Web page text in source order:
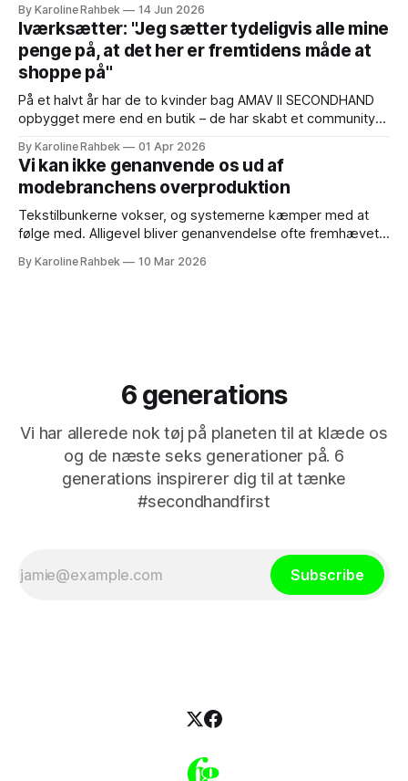
få tal, der har sat sig så fast i den globale debat om mode
som dette: Omkring 40 procent af det brugte
By Karoline Rahbek 14 Jun 2026
Iværksætter: "Jeg sætter tydeligvis alle mine
penge på, at det her er fremtidens måde at
shoppe på"
På et halvt år har de to kvinder bag AMAV II SECONDHAND
opbygget mere end en butik – de har skabt et community
den lille trappe til AMAV II SECONDHAND i starten af Strædet
i det centrale København, mærker
By Karoline Rahbek 01 Apr 2026
Vi kan ikke genanvende os ud af
modebranchens overproduktion
Tekstilbunkerne vokser, og systemerne kæmper med at
følge med. Alligevel bliver genanvendelse ofte fremhævet
bruge det tøj, der allerede findes, meget længere. Der er
By Karoline Rahbek 10 Mar 2026
6 generations
Vi har allerede nok tøj på planeten til at klæde os
og de næste seks generationer på. 6
generations inspirerer dig til at tænke
#secondhandfirst
Subscribe